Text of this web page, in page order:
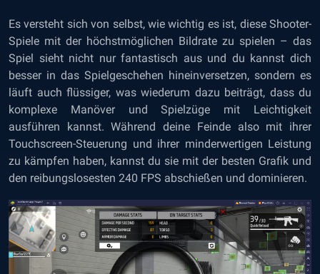
Es versteht sich von selbst, wie wichtig es ist, diese Shooter-
Spiele mit der höchstmöglichen Bildrate zu spielen – das
Spiel sieht nicht nur fantastisch aus und du kannst dich
besser in das Spielgeschehen hineinversetzen, sondern es
läuft auch flüssiger, was wiederum dazu beiträgt, dass du
komplexe Manöver und Spielzüge mit Leichtigkeit
ausführen kannst. Während deine Feinde also mit ihrer
Touchscreen-Steuerung und ihrer minderwertigen Leistung
zu kämpfen haben, kannst du sie mit der besten Grafik und
den reibungslosesten 240 FPS abschießen und dominieren.